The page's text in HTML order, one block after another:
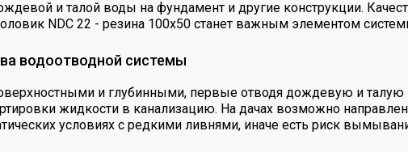
и талой воды на фундамент и другие конструкции.
NDC 22 - резина 100х50 станет важным элементом
водоотводной системы
и глубинными, первые отводя дождевую и талую
жидкости в канализацию. На дачах возможно
условиях с редкими ливнями, иначе есть риск